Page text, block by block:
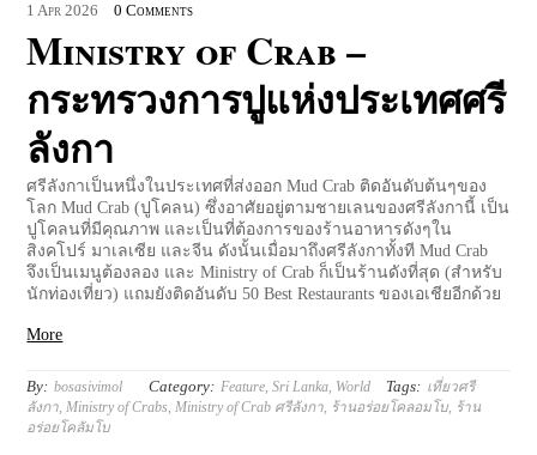
1 Apr 2026 0 Comments
Ministry of Crab –
กระทรวงการปูแห่งประเทศศรี
ลังกา
ศรีลังกาเป็นหนึ่งในประเทศที่ส่งออก Mud Crab ติดอันดับต้นๆของ
โลก Mud Crab (ปูโคลน) ซึ่งอาศัยอยู่ตามชายเลนของศรีลังกานี้ เป็น
ปูโคลนที่มีคุณภาพ และเป็นที่ต้องการของร้านอาหารดังๆใน
สิงคโปร์ มาเลเซีย และจีน ดังนั้นเมื่อมาถึงศรีลังกาทั้งที Mud Crab
จึงเป็นเมนูต้องลอง และ Ministry of Crab ก็เป็นร้านดังที่สุด (สำหรับ
นักท่องเที่ยว) แถมยังติดอันดับ 50 Best Restaurants ของเอเชียอีกด้วย
More
By: bosasivimol Category: Feature,Sri Lanka, World Tags: เที่ยวศรี
ลังกา,Ministry of Crabs,Ministry of Crab ศรีลังกา, ร้านอร่อยโคลอมโบ, ร้าน
อร่อยโคลัมโบ